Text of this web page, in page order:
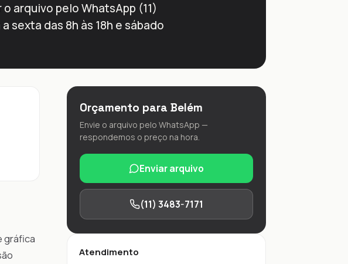
arquivo pelo WhatsApp (11)
sexta das 8h às 18h e sábado
gráfica
Orçamento para Belém
Envie o arquivo pelo WhatsApp —
respondemos o preço na hora.
Enviar arquivo
(11) 3483-7171
Atendimento